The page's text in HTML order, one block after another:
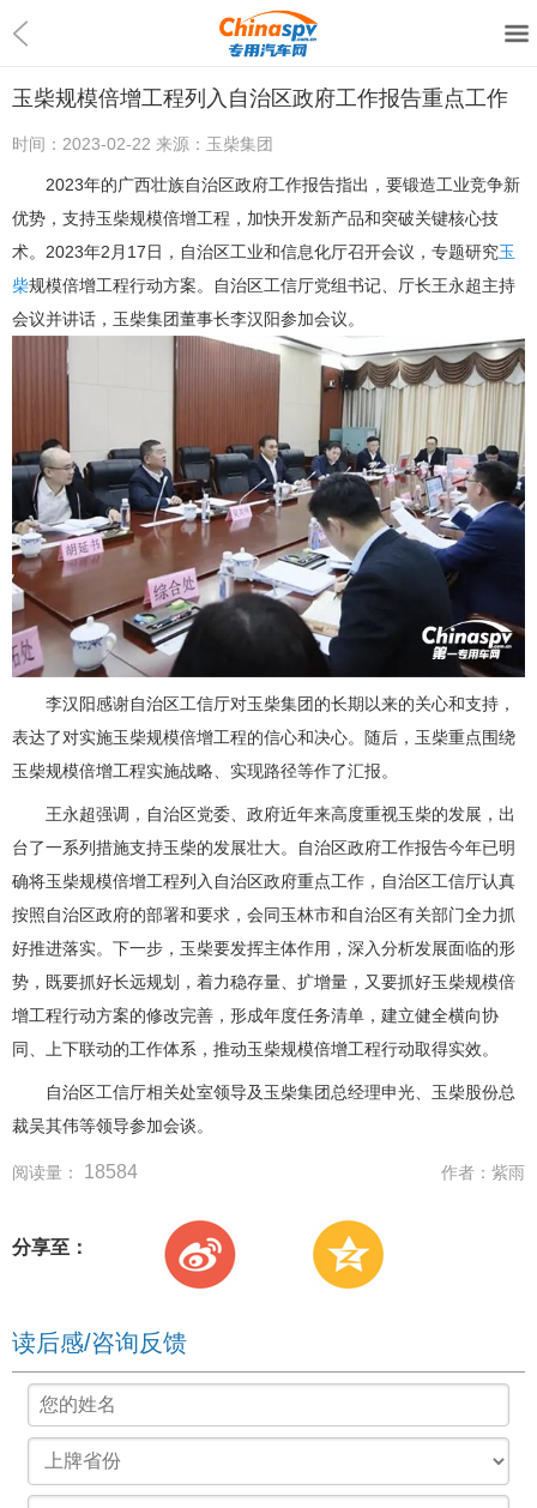
玉柴规模倍增工程列入自治区政府工作报告重点工作
时间： 2023-02-22 来源： 玉柴集团
2023年的广西壮族自治区政府工作报告指出，要锻造工业竞争新
优势，支持玉柴规模倍增工程，加快开发新产品和突破关键核心技
术。2023年2月17日，自治区工业和信息化厅召开会议，专题研究玉
柴规模倍增工程行动方案。自治区工信厅党组书记、厅长王永超主持
会议并讲话，玉柴集团董事长李汉阳参加会议。
李汉阳感谢自治区工信厅对玉柴集团的长期以来的关心和支持，
表达了对实施玉柴规模倍增工程的信心和决心。随后，玉柴重点围绕
玉柴规模倍增工程实施战略、实现路径等作了汇报。
王永超强调，自治区党委、政府近年来高度重视玉柴的发展，出
台了一系列措施支持玉柴的发展壮大。自治区政府工作报告今年已明
确将玉柴规模倍增工程列入自治区政府重点工作，自治区工信厅认真
按照自治区政府的部署和要求，会同玉林市和自治区有关部门全力抓
好推进落实。下一步，玉柴要发挥主体作用，深入分析发展面临的形
势，既要抓好长远规划，着力稳存量、扩增量，又要抓好玉柴规模倍
增工程行动方案的修改完善，形成年度任务清单，建立健全横向协
同、上下联动的工作体系，推动玉柴规模倍增工程行动取得实效。
自治区工信厅相关处室领导及玉柴集团总经理申光、玉柴股份总
裁吴其伟等领导参加会谈。
阅读量： 18584 作者： 紫雨
分享至：
读后感/咨询反馈